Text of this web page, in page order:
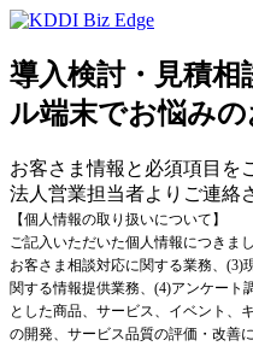
導入検討・見積相
ル端末でお悩みの
お客さま情報と必須項目を
法人営業担当者よりご連絡
【個人情報の取り扱いについて】
ご記入いただいた個人情報につきま
お客さま相談対応に関する業務、(3)
関する情報提供業務、(4)アンケート
とした商品、サービス、イベント、
の開発、サービス品質の評価・改善